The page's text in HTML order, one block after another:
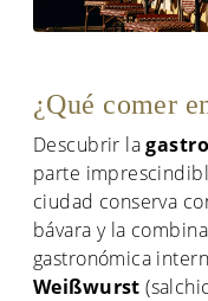
¿Qué comer
Descubrir la
parte
ciudad conserva
bávara y la
gastronómica
Weißwurst